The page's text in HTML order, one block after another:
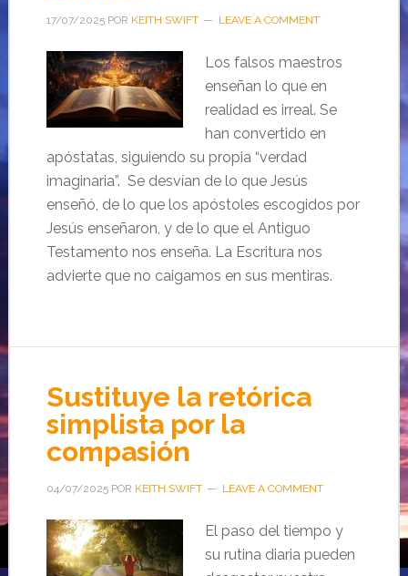
17/07/2025POR KEITH SWIFT LEAVE A COMMENT
Los falsos maestros
enseñan lo que en
realidad es irreal. Se
han convertido en
apóstatas, siguiendo su propia “verdad
imaginaria”. Se desvían de lo que Jesús
enseñó, de lo que los apóstoles escogidos por
Jesús enseñaron, y de lo que el Antiguo
Testamento nos enseña. La Escritura nos
advierte que no caigamos en sus mentiras.
Sustituye la retórica
simplista por la
compasión
04/07/2025POR KEITH SWIFT LEAVE A COMMENT
El paso del tiempo y
su rutina diaria pueden